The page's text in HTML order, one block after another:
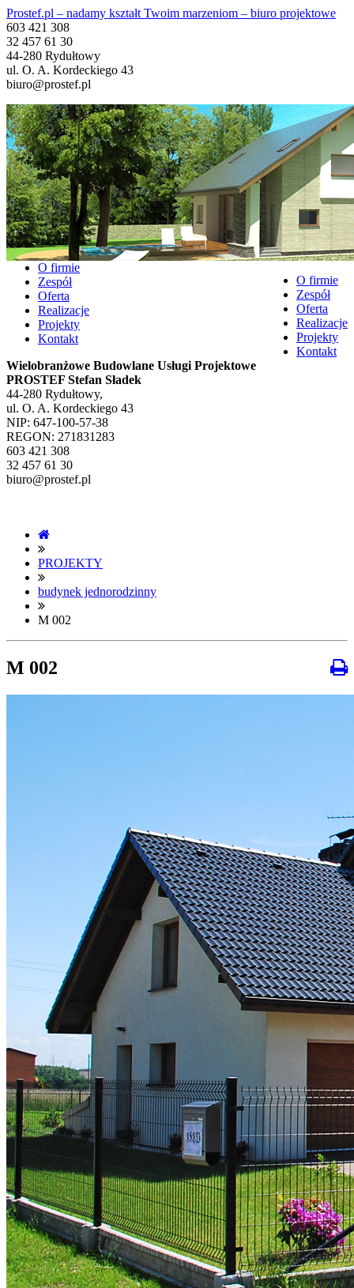
Prostef.pl – nadamy kształt Twoim marzeniom – biuro projektowe
603 421 308
32 457 61 30
44-280 Rydułtowy
ul. O. A. Kordeckiego 43
biuro@prostef.pl
O firmie
Zespół
Oferta
Realizacje
Projekty
Kontakt
O firmie
Zespół
Oferta
Realizacje
Projekty
Kontakt
Wielobranżowe Budowlane Usługi Projektowe
PROSTEF Stefan Sładek
44-280 Rydułtowy,
ul. O. A. Kordeckiego 43
NIP: 647-100-57-38
REGON: 271831283
603 421 308
32 457 61 30
biuro@prostef.pl
PROJEKTY
budynek jednorodzinny
M 002
M 002